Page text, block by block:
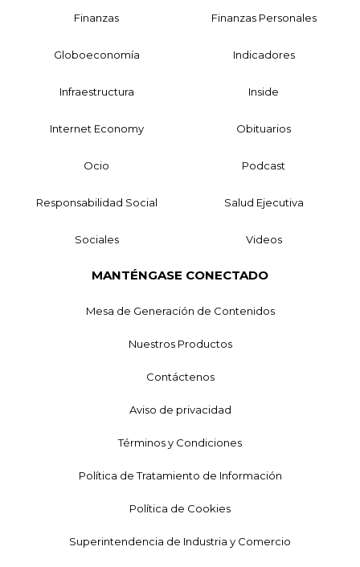
Finanzas Finanzas Personales
Globoeconomía Indicadores
Infraestructura Inside
Internet Economy Obituarios
Ocio Podcast
Responsabilidad Social Salud Ejecutiva
Sociales Videos
MANTÉNGASE CONECTADO
Mesa de Generación de Contenidos
Nuestros Productos
Contáctenos
Aviso de privacidad
Términos y Condiciones
Política de Tratamiento de Información
Política de Cookies
Superintendencia de Industria y Comercio